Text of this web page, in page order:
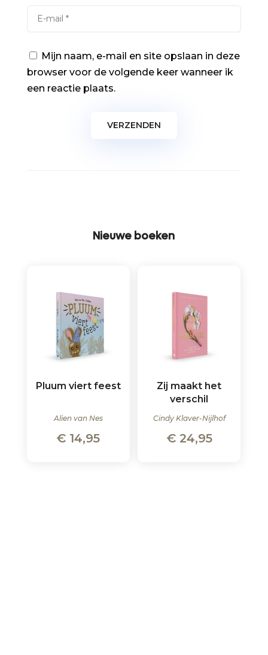
Mijn naam, e-mail en site opslaan in deze
browser voor de volgende keer wanneer ik
een reactie plaats.
Nieuwe boeken
Pluum viert feest
Alien van Nes
€ 14,95
Zij maakt het
verschil
Cindy Klaver-Nijlhof
€24,95